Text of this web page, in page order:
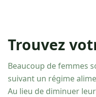
Trouvez
Beaucoup de femmes
suivant un régime
Au lieu de diminuer